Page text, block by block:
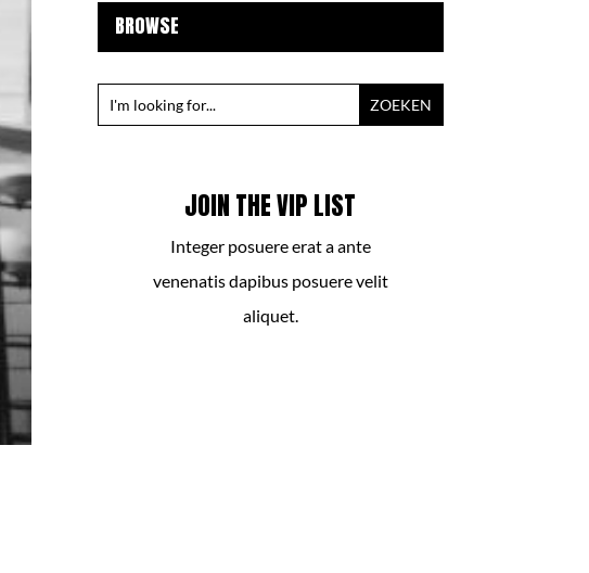
BROWSE
JOIN THE VIP LIST
Integer posuere erat a ante
venenatis dapibus posuere velit
aliquet.